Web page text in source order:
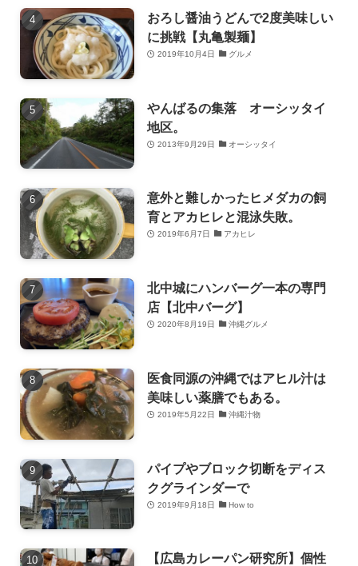
おろし醤油うどんで2度美味しい
に挑戦【丸亀製麺】
2019年10月4日 グルメ
やんばるの集落 オーシッタイ
地区。
2013年9月29日 オーシッタイ
意外と難しかったヒメダカの飼
育とアカヒレと混泳失敗。
2019年6月7日 アカヒレ
北中城にハンバーグ一本の専門
店【北中バーグ】
2020年8月19日 沖縄グルメ
医食同源の沖縄ではアヒル汁は
美味しい薬膳でもある。
2019年5月22日 沖縄汁物
パイプやブロック切断をディス
クグラインダーで
2019年9月18日 How to
【広島カレーパン研究所】個性